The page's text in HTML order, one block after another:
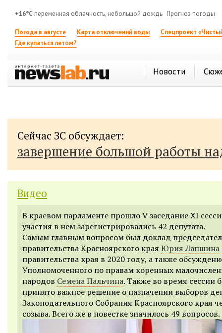
+16°C переменная облачность, небольшой дождь Прогноз погоды
Погода в августе Карта отключений воды
Спецпроект
Где купаться летом?
Новости
Сейчас ЗС обсуждает:
завершение большой работы
Видео
В краевом парламенте прошло V заседание XI
участия в нем зарегистрировались 42 депутата.
Самым главным вопросом был доклад
правительства Красноярского края Юрия Лапшина
правительства края в 2020 году, а также
Уполномоченного по правам коренных
народов Семена Пальчина. Также во время сессии
принято важное решение о назначении выборов
Законодательного Собрания Красноярского края
созыва. Всего же в повестке значилось 49 вопросов.